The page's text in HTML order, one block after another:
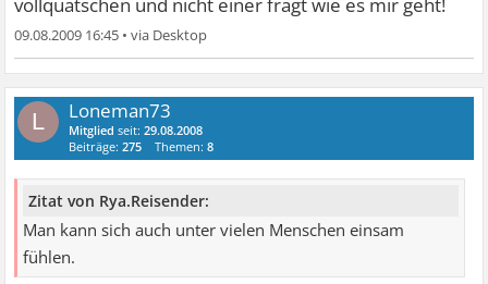
vollquatschen und nicht einer fragt wie es mir geht!
09.08.2009 16:45 •
L Loneman73
Mitglied seit:29.08.2008
Beiträge:275 Themen:8
Zitat von Rya.Reisender:
Man kann sich auch unter vielen Menschen einsam
fühlen.